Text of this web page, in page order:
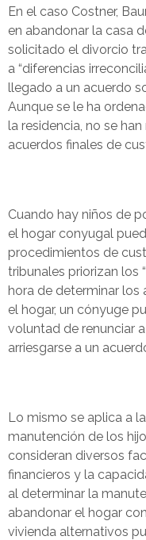
En el caso Costner,
en abandonar la casa
solicitado el divorcio
a “diferencias
llegado a un acuerdo
Aunque se le ha
la residencia, no se
acuerdos finales de
Cuando hay niños de
el hogar conyugal
procedimientos de
tribunales priorizan los
hora de determinar los
el hogar, un cónyuge
voluntad de renunciar
arriesgarse a un
Lo mismo se aplica a
manutención de los
consideran diversos
financieros y la
al determinar la
abandonar el hogar
vivienda alternativos